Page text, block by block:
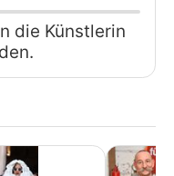
die Künstlerin